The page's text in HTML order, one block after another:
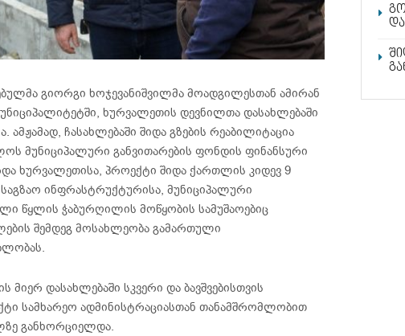
გიორგი ხოჯევანიშვილმა მოადგილესთან ამირან
ხურვალეთის დევნილთა დასახლებაში
ამჟამად, ჩასახლებაში შიდა გზების რეაბილიტაცია
მუნიციპალური განვითარების ფონდის ფინანსური
ხურვალეთისა, პროექტი შიდა ქართლის კიდევ 9
ინფრასტრუქტურისა, მუნიციპალური
წყლის ჭაბურღილის მოწყობის სამუშაოებიც
შემდეგ მოსახლეობა გამართული
მიერ დასახლებაში სკვერი და ბავშვებისთვის
სამხარეო ადმინისტრაციასთან თანამშრომლობით
განხორციელდა.